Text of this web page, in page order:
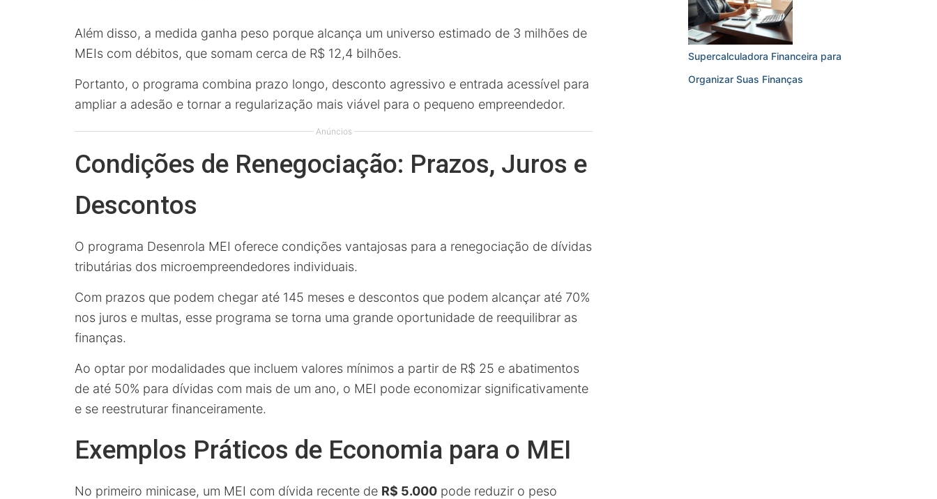
Além disso, a medida ganha peso porque alcança um universo estimado de 3 milhões de
MEIs com débitos, que somam cerca de R$ 12,4 bilhões.
Portanto, o programa combina prazo longo, desconto agressivo e entrada acessível para
ampliar a adesão e tornar a regularização mais viável para o pequeno empreendedor.
Anúncios
Condições de Renegociação: Prazos, Juros e
Descontos
O programa Desenrola MEI oferece condições vantajosas para a renegociação de dívidas
tributárias dos microempreendedores individuais.
Com prazos que podem chegar até 145 meses e descontos que podem alcançar até 70%
nos juros e multas, esse programa se torna uma grande oportunidade de reequilibrar as
finanças.
Ao optar por modalidades que incluem valores mínimos a partir de R$ 25 e abatimentos
de até 50% para dívidas com mais de um ano, o MEI pode economizar significativamente
e se reestruturar financeiramente.
Exemplos Práticos de Economia para o MEI
No primeiro minicase, um MEI com dívida recente de R$ 5.000 pode reduzir o peso
Supercalculadora Financeira para
Organizar Suas Finanças